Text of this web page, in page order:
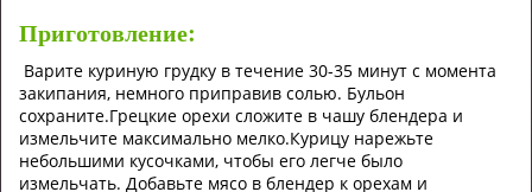
Приготовление:
Варите куриную грудку в течение 30-35 минут с момента
закипания, немного приправив солью. Бульон
сохраните.Грецкие орехи сложите в чашу блендера и
измельчите максимально мелко.Курицу нарежьте
небольшими кусочками, чтобы его легче было
измельчать. Добавьте мясо в блендер к орехам и